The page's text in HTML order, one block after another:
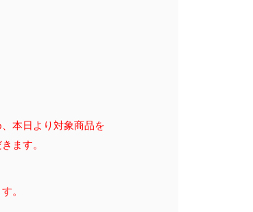
本日より対象商品を
ます。
。